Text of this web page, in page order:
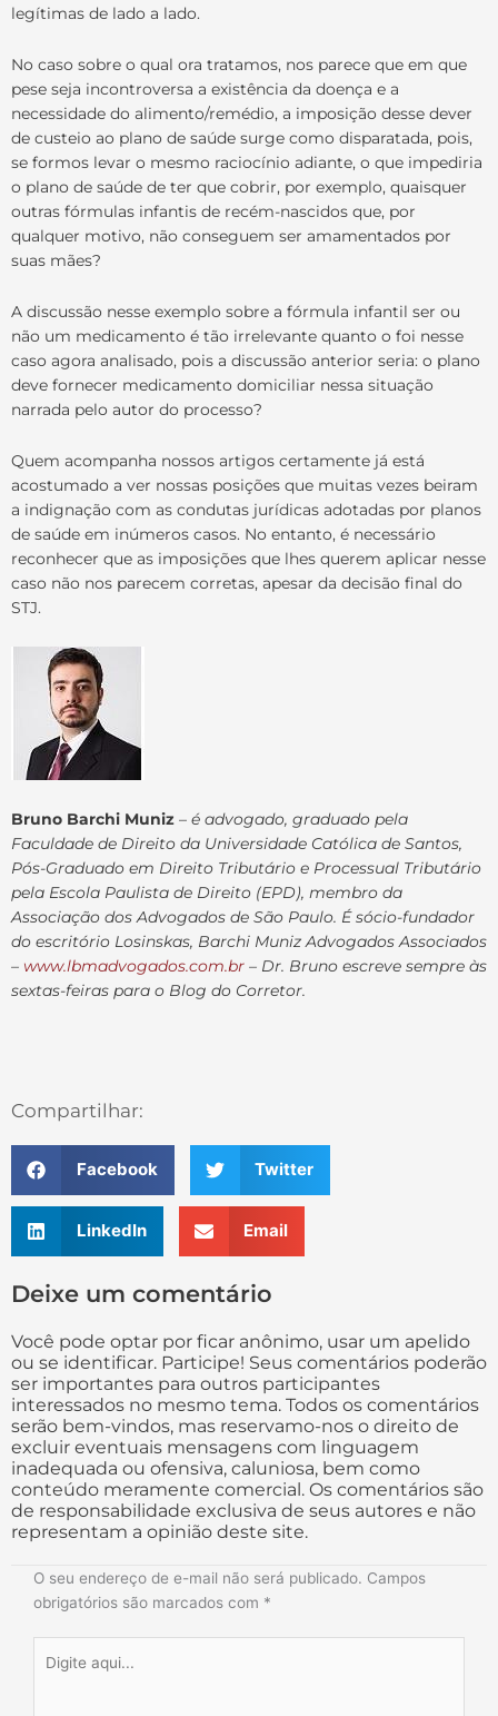
legítimas de lado a lado.
No caso sobre o qual ora tratamos, nos parece que em que
pese seja incontroversa a existência da doença e a
necessidade do alimento/remédio, a imposição desse dever
de custeio ao plano de saúde surge como disparatada, pois,
se formos levar o mesmo raciocínio adiante, o que impediria
o plano de saúde de ter que cobrir, por exemplo, quaisquer
outras fórmulas infantis de recém-nascidos que, por
qualquer motivo, não conseguem ser amamentados por
suas mães?
A discussão nesse exemplo sobre a fórmula infantil ser ou
não um medicamento é tão irrelevante quanto o foi nesse
caso agora analisado, pois a discussão anterior seria: o plano
deve fornecer medicamento domiciliar nessa situação
narrada pelo autor do processo?
Quem acompanha nossos artigos certamente já está
acostumado a ver nossas posições que muitas vezes beiram
a indignação com as condutas jurídicas adotadas por planos
de saúde em inúmeros casos. No entanto, é necessário
reconhecer que as imposições que lhes querem aplicar nesse
caso não nos parecem corretas, apesar da decisão final do
STJ.
Bruno Barchi Muniz – é advogado, graduado pela
Faculdade de Direito da Universidade Católica de Santos,
Pós-Graduado em Direito Tributário e Processual Tributário
pela Escola Paulista de Direito (EPD), membro da
Associação dos Advogados de São Paulo. É sócio-fundador
do escritório Losinskas, Barchi Muniz Advogados Associados
– www.lbmadvogados.com.br – Dr. Bruno escreve sempre às
sextas-feiras para o Blog do Corretor.
Compartilhar:
Facebook Twitter
LinkedIn Email
Deixe um comentário
Você pode optar por ficar anônimo, usar um apelido
ou se identificar. Participe! Seus comentários poderão
ser importantes para outros participantes
interessados no mesmo tema. Todos os comentários
serão bem-vindos, mas reservamo-nos o direito de
excluir eventuais mensagens com linguagem
inadequada ou ofensiva, caluniosa, bem como
conteúdo meramente comercial. Os comentários são
de responsabilidade exclusiva de seus autores e não
representam a opinião deste site.
O seu endereço de e-mail não será publicado. Campos
obrigatórios são marcados com *
aqui...